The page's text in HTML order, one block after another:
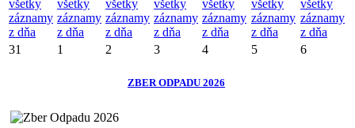
všetky
záznamy
z dňa
všetky
záznamy
z dňa
všetky
záznamy
z dňa
všetky
záznamy
z dňa
všetky
záznamy
z dňa
všetky
záznamy
z dňa
všetky
záznamy
z dňa
31
1 2 3 4 5 6
ZBER ODPADU 2026